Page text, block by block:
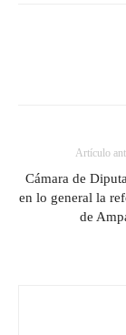
Artículo
Cámara de
en lo general la
de